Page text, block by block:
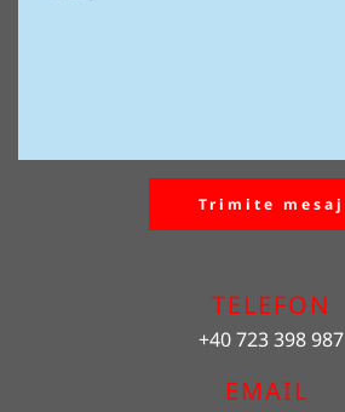
Trimite mesaj
TELEFON
+40 723 398 987
EMAIL